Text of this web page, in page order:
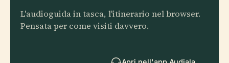
L'audioguida in tasca, l'itinerario nel browser.
Pensata per come visiti davvero.